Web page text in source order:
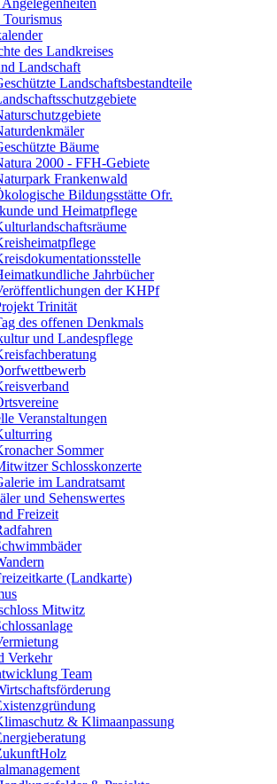
des Landkreises
Landschaft
Landschaftsbestandteile
Bäume
2000 - FFH-Gebiete
Frankenwald
Bildungsstätte Ofr.
und Heimatpflege
Jahrbücher
der KHPf
Trinität
des offenen Denkmals
und Landespflege
Veranstaltungen
Sommer
Schlosskonzerte
im Landratsamt
und Sehenswertes
Freizeit
(Landkarte)
Mitwitz
Verkehr
Team
& Klimaanpassung